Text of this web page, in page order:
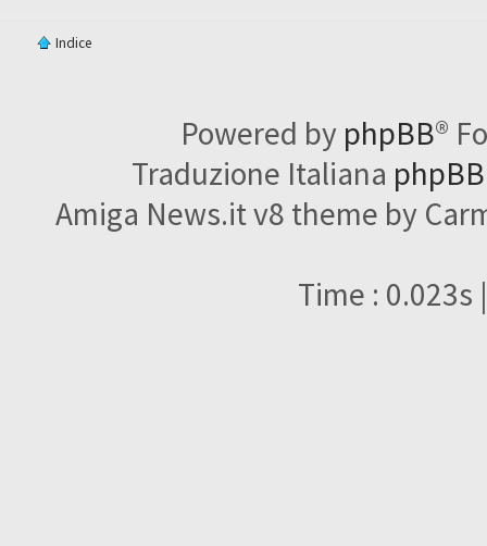
Indice
Powered by phpBB®
Traduzione Italiana
Amiga News.it v8 theme by
Time : 0.023s